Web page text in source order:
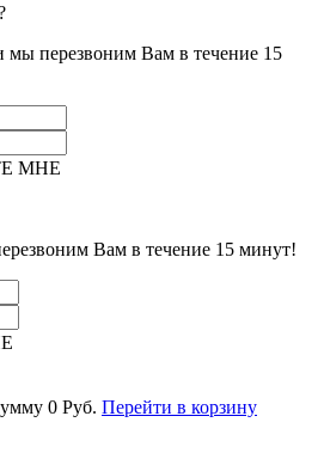
мы перезвоним Вам в течение 15
МНЕ
Вам в течение 15 минут!
0 Руб. Перейти в корзину